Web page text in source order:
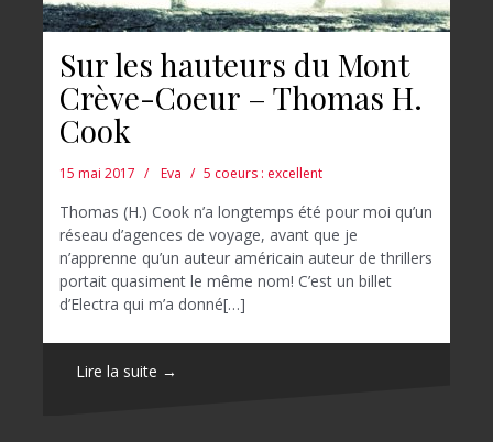
Sur les hauteurs du Mont
Crève-Coeur – Thomas H.
Cook
15 mai 2017 Eva 5 coeurs : excellent
Thomas (H.) Cook n’a longtemps été pour moi qu’un
réseau d’agences de voyage, avant que je
n’apprenne qu’un auteur américain auteur de thrillers
portait quasiment le même nom! C’est un billet
d’Electra qui m’a donné[…]
Lire la suite →